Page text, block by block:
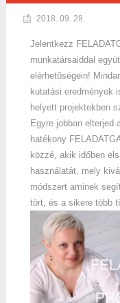
2018. 09. 28.
Jelentkezz
munkatársaiddal
elérhetőségein!
kutatási eredmények
helyett projektekben
Egyre jobban elterjed
hatékony
közzé, akik időben
használatát, mely
módszert aminek
tört, és a sikere több